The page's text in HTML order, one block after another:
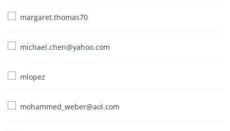
margaret.thomas70
michael.chen@yahoo.com
mlopez
mohammed_weber@aol.com